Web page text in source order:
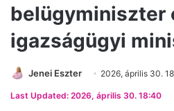
belügyminiszter
igazságügyi
Jenei Eszter 2026, április 30.
Last Updated: 2026, április 30. 18:40